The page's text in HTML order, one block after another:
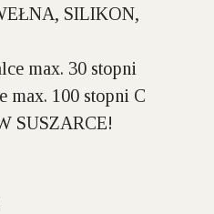
SILIKON,
max. 30 stopni
max. 100 stopni C
SUSZARCE!